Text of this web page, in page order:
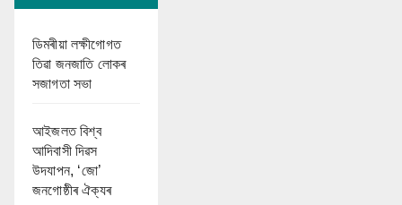
ডিমৰীয়া লক্ষীগোগত
তিৱা জনজাতি লোকৰ
সজাগতা সভা
আইজলত বিশ্ব
আদিবাসী দিৱস
উদযাপন, ‘জো’
জনগোষ্ঠীৰ ঐক্যৰ